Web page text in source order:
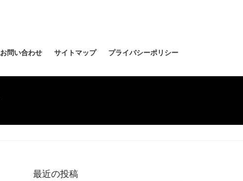
お問い合わせ サイトマップ プライバシーポリシー
最近の投稿